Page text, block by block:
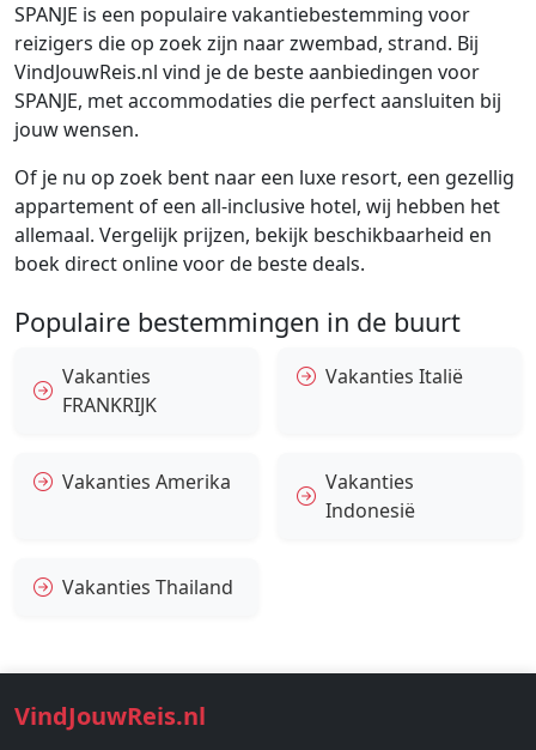
SPANJE is een populaire vakantiebestemming voor
reizigers die op zoek zijn naar zwembad, strand. Bij
VindJouwReis.nl vind je de beste aanbiedingen voor
SPANJE, met accommodaties die perfect aansluiten bij
jouw wensen.
Of je nu op zoek bent naar een luxe resort, een gezellig
appartement of een all-inclusive hotel, wij hebben het
allemaal. Vergelijk prijzen, bekijk beschikbaarheid en
boek direct online voor de beste deals.
Populaire bestemmingen in de buurt
Vakanties
FRANKRIJK
Vakanties Italië
Vakanties Amerika
Vakanties
Indonesië
Vakanties Thailand
VindJouwReis.nl